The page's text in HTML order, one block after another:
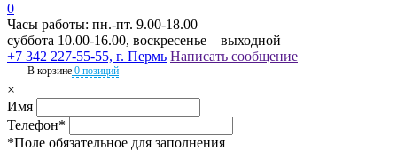
0
Часы работы: пн.-пт. 9.00-18.00
суббота 10.00-16.00, воскресенье – выходной
+7 342 227-55-55, г. Пермь Написать сообщение
В корзине 0 позиций
×
Имя
Телефон*
*Поле обязательное для заполнения